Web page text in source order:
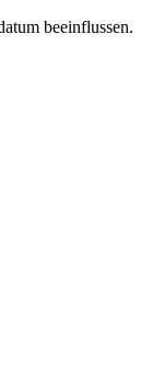
beeinflussen.